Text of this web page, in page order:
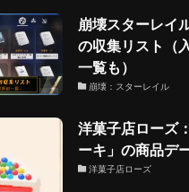
崩壊スターレイ
の収集リスト（
一覧も）
崩壊：スターレイル
洋菓子店ローズ
ーキ」の商品デ
洋菓子店ローズ